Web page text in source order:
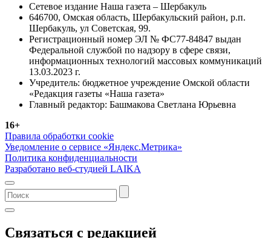
Сетевое издание Наша газета – Шербакуль
646700, Омская область, Шербакульский район, р.п.
Шербакуль, ул Советская, 99.
Регистрационный номер ЭЛ № ФС77-84847 выдан
Федеральной службой по надзору в сфере связи,
информационных технологий массовых коммуникаций
13.03.2023 г.
Учредитель: бюджетное учреждение Омской области
«Редакция газеты «Наша газета»
Главный редактор: Башмакова Светлана Юрьевна
16+
Правила обработки cookie
Уведомление о сервисе «Яндекс.Метрика»
Политика конфиденциальности
Разработано веб-студией LAIKA
Связаться с редакцией